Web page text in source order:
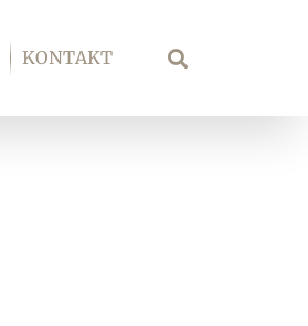
KONTAKT Suche